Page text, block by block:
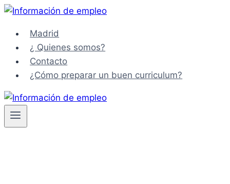
Saltar
contenidoMadrid
¿ Quienes somos?
Contacto
¿Cómo preparar un buen curriculum?